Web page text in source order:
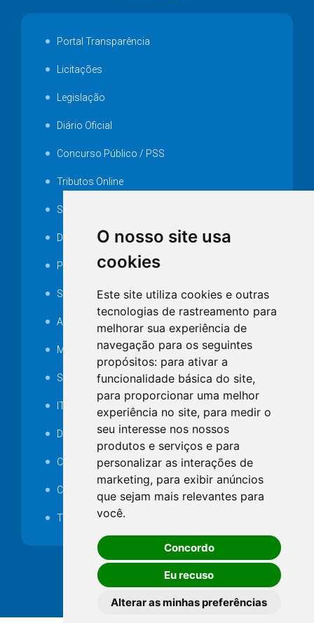
O nosso site usa
cookies
Este site utiliza cookies e outras
tecnologias de rastreamento para
melhorar sua experiência de
navegação para os seguintes
propósitos: para ativar a
funcionalidade básica do site,
para proporcionar uma melhor
experiência no site, para medir o
seu interesse nos nossos
produtos e serviços e para
personalizar as interações de
marketing, para exibir anúncios
que sejam mais relevantes para
você.
Concordo
Eu recuso
Alterar as minhas preferências
Portal Transparência
Licitações
Legislação
Diário Oficial
Concurso Público / PSS
Tributos Online
Serviços ISS-E
Decretos
Portarias
SAMAE
Audiência pública
MANUTENÇÃO DE ILUMINAÇÃO PÚBLICA
Serviços Técnicos TI
ITR
Desapropriações
Catalogo Eletrônico de Padronização
Consórcios Municipais
Telefones Úteis